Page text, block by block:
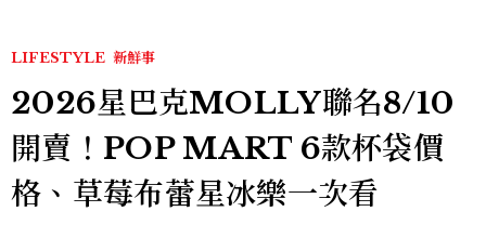
LIFESTYLE 新鮮事
2026星巴克MOLLY聯名8/10
開賣！POP MART 6款杯袋價
格、草莓布蕾星冰樂一次看